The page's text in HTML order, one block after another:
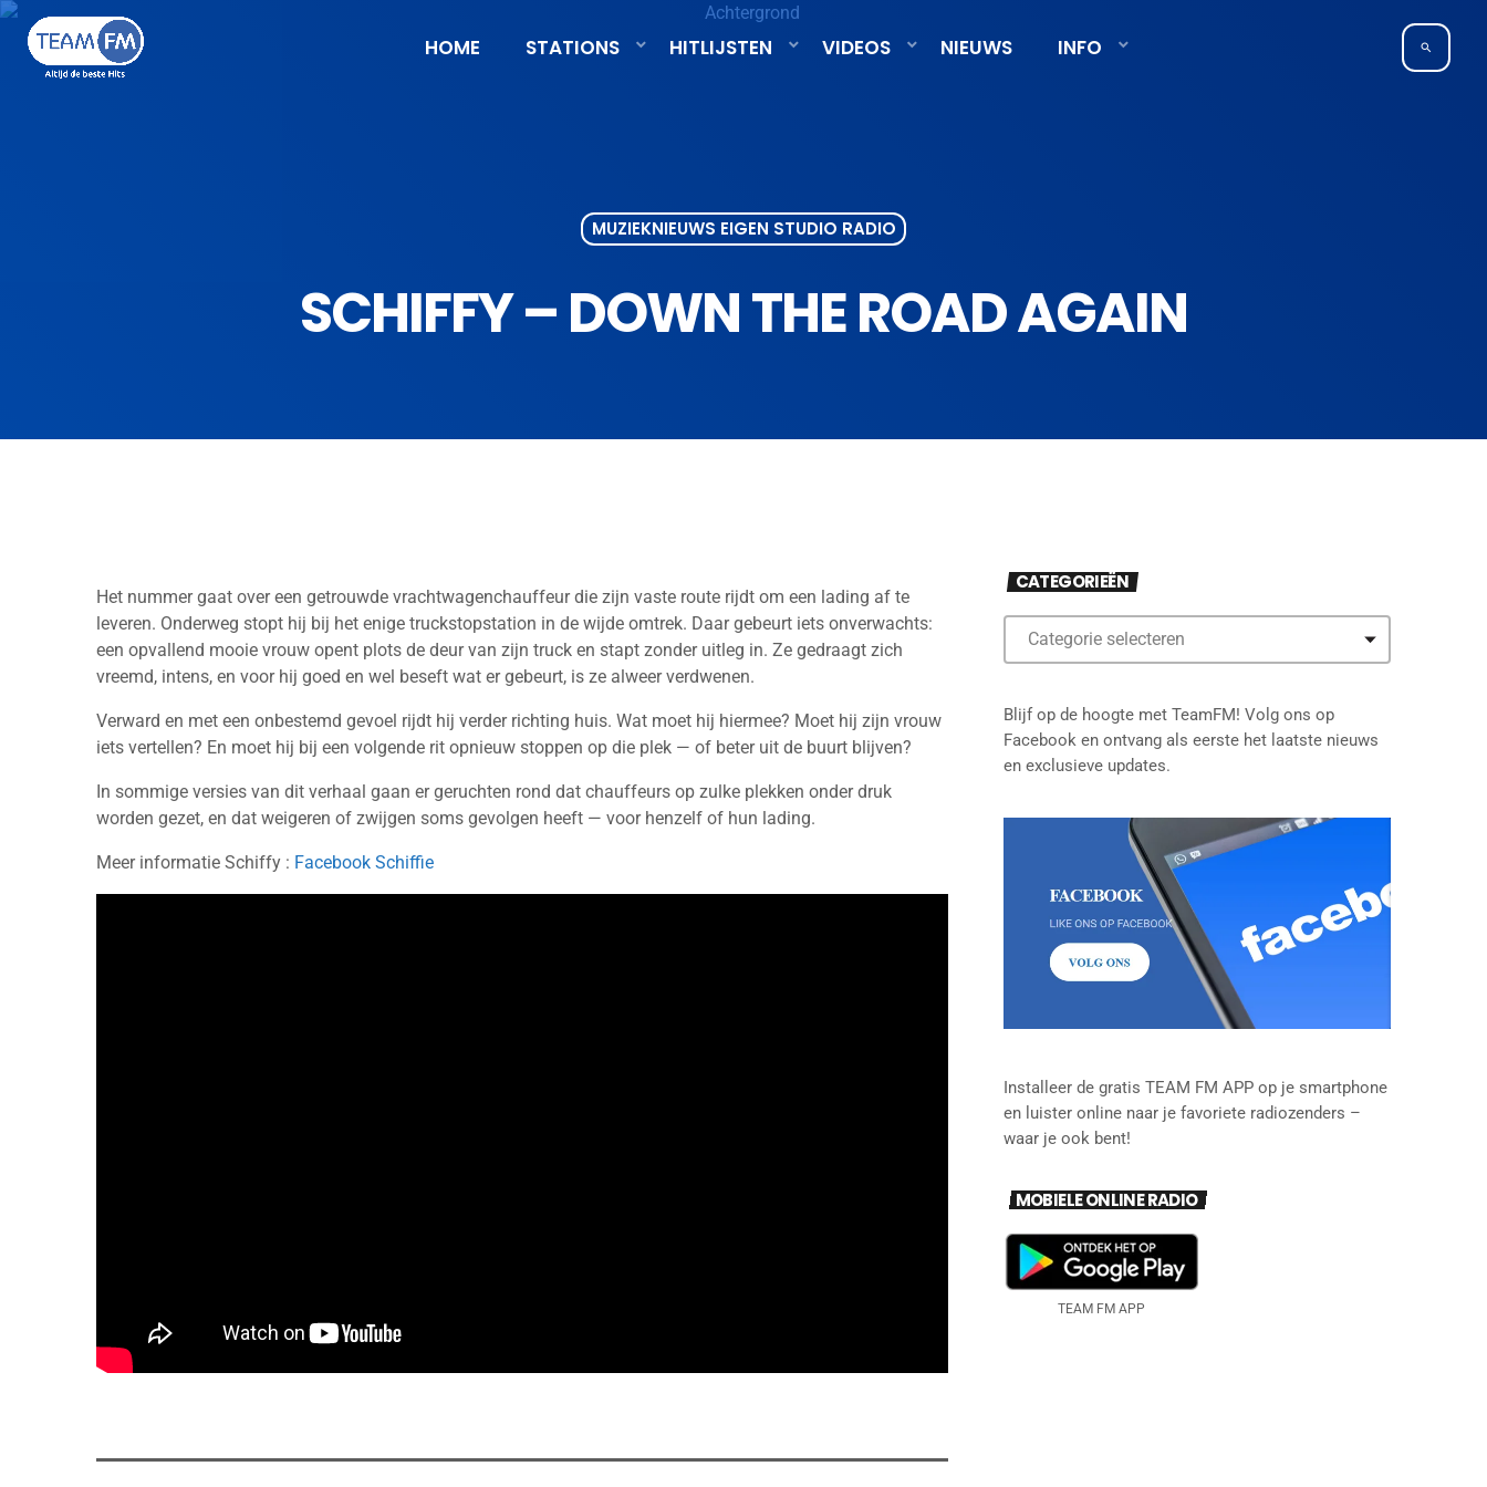
HOME STATIONS HITLIJSTEN VIDEOS NIEUWS INFO search
MUZIEKNIEUWS EIGEN STUDIO RADIO
SCHIFFY – DOWN THE ROAD AGAIN
Het nummer gaat over een getrouwde vrachtwagenchauffeur die zijn vaste route rijdt om een lading af te
leveren. Onderweg stopt hij bij het enige truckstopstation in de wijde omtrek. Daar gebeurt iets onverwachts:
een opvallend mooie vrouw opent plots de deur van zijn truck en stapt zonder uitleg in. Ze gedraagt zich
vreemd, intens, en voor hij goed en wel beseft wat er gebeurt, is ze alweer verdwenen.
Verward en met een onbestemd gevoel rijdt hij verder richting huis. Wat moet hij hiermee? Moet hij zijn vrouw
iets vertellen? En moet hij bij een volgende rit opnieuw stoppen op die plek — of beter uit de buurt blijven?
In sommige versies van dit verhaal gaan er geruchten rond dat chauffeurs op zulke plekken onder druk
worden gezet, en dat weigeren of zwijgen soms gevolgen heeft — voor henzelf of hun lading.
Meer informatie Schiffy : Facebook Schiffie
CATEGORIEËN
Blijf op de hoogte met TeamFM! Volg ons op
Facebook en ontvang als eerste het laatste nieuws
en exclusieve updates.
Installeer de gratis TEAM FM APP op je smartphone
en luister online naar je favoriete radiozenders –
waar je ook bent!
MOBIELE ONLINE RADIO
TEAM FM APP